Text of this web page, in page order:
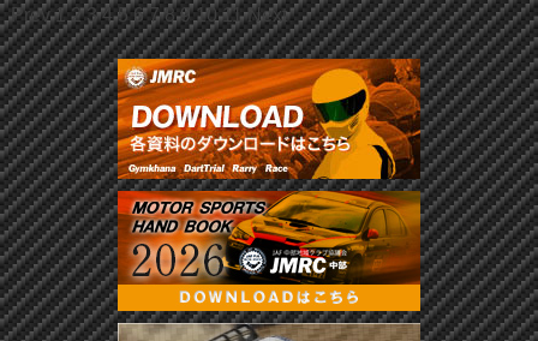
Prev 1 2 3 4 5 6 7 8 9 10 11 Next